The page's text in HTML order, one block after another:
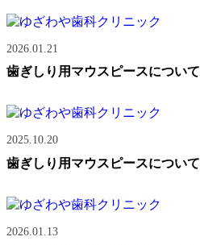
2026.01.21
歯ぎしり用マウスピースについて
2025.10.20
歯ぎしり用マウスピースについて
2026.01.13